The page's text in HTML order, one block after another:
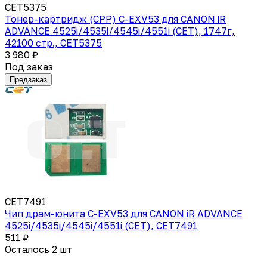
CET5375
Тонер-картридж (CPP) C-EXV53 для CANON iR
ADVANCE 4525i/4535i/4545i/4551i (CET), 1747г,
42100 стр., CET5375
3 980 ₽
Под заказ
Предзаказ
CET7491
Чип драм-юнита C-EXV53 для CANON iR ADVANCE
4525i/4535i/4545i/4551i (CET), CET7491
511 ₽
Осталось 2 шт